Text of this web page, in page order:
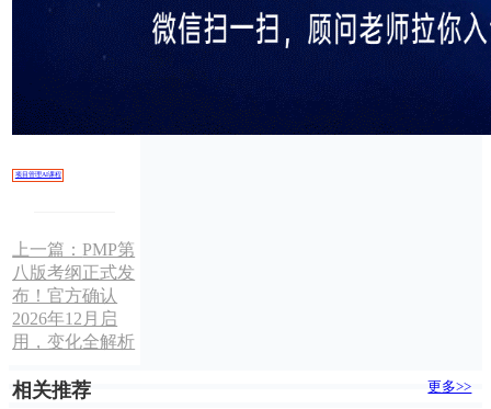
项目管理AI课程
上一篇：PMP第
八版考纲正式发
布！官方确认
2026年12月启
用，变化全解析
相关推荐 更多>>